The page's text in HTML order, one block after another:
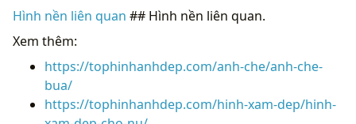
Hình nền liên quan ## Hình nền liên quan.
Xem thêm:
https://tophinhanhdep.com/anh-che/anh-che-
bua/
https://tophinhanhdep.com/hinh-xam-dep/hinh-